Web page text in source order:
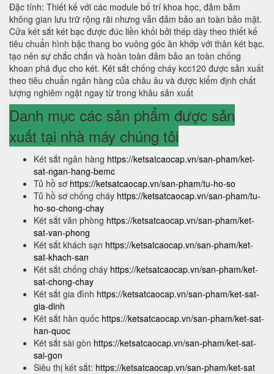
Đặc tính: Thiết kế với các module bố trí khoa học, đảm bảm
không gian lưu trữ rộng rãi nhưng vẫn đảm bảo an toàn bảo mật.
Cửa két sắt két bạc được đúc liền khối bởi thép dày theo thiết kế
tiêu chuẩn hình bậc thang bo vuông góc ăn khớp với thân két bạc.
tạo nên sự chắc chắn và hoàn toàn đảm bảo an toàn chống
khoan phá đục cho két. Két sắt chống cháy kcc120 được sản xuất
theo tiêu chuẩn ngân hàng của châu âu và được kiểm định chất
lượng nghiêm ngặt ngay từ trong khâu sản xuất
Danh mục các sản phẩm được sản
xuất tại nhà máy chúng tôi
Két sắt ngân hàng https://ketsatcaocap.vn/san-pham/ket-
sat-ngan-hang-bemc
Tủ hồ sơ https://ketsatcaocap.vn/san-pham/tu-ho-so
Tủ hồ sơ chống cháy https://ketsatcaocap.vn/san-pham/tu-
ho-so-chong-chay
Két sắt văn phòng https://ketsatcaocap.vn/san-pham/ket-
sat-van-phong
Két sắt khách sạn https://ketsatcaocap.vn/san-pham/ket-
sat-khach-san
Két sắt chống cháy https://ketsatcaocap.vn/san-pham/ket-
sat-chong-chay
Két sắt gia đình https://ketsatcaocap.vn/san-pham/ket-sat-
gia-dinh
Két sắt hàn quốc https://ketsatcaocap.vn/san-pham/ket-sat-
han-quoc
Két sắt sài gòn https://ketsatcaocap.vn/san-pham/ket-sat-
sai-gon
Siêu thị két sắt: https://ketsatcaocap.vn/san-pham/ket-sat